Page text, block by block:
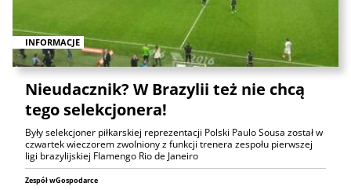
INFORMACJE
Nieudacznik? W Brazylii też nie chcą
tego selekcjonera!
Były selekcjoner piłkarskiej reprezentacji Polski Paulo Sousa został w
czwartek wieczorem zwolniony z funkcji trenera zespołu pierwszej
ligi brazylijskiej Flamengo Rio de Janeiro
Zespół wGospodarce